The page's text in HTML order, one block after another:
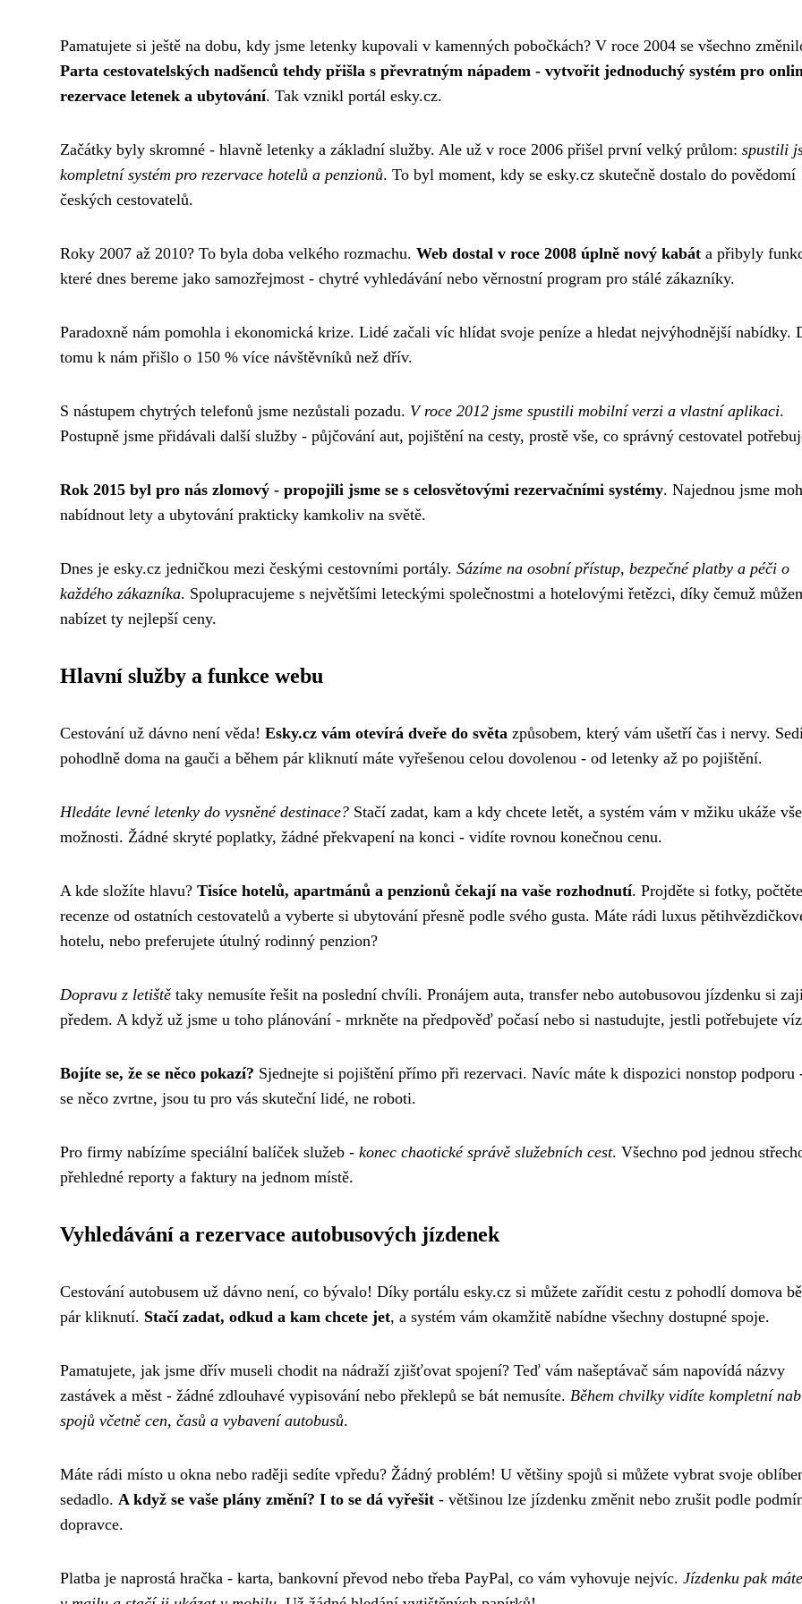
Pamatujete si ještě na dobu, kdy jsme letenky kupovali v kamenných pobočkách? V roce 2004 se všechno
Parta cestovatelských nadšenců tehdy přišla s převratným nápadem - vytvořit jednoduchý systém pro
rezervace letenek a ubytování. Tak vznikl portál esky.cz.
Začátky byly skromné - hlavně letenky a základní služby. Ale už v roce 2006 přišel první velký průlom: spustili
kompletní systém pro rezervace hotelů a penzionů. To byl moment, kdy se esky.cz skutečně dostalo do povědomí
českých cestovatelů.
Roky 2007 až 2010? To byla doba velkého rozmachu. Web dostal v roce 2008 úplně nový kabát a přibyly
které dnes bereme jako samozřejmost - chytré vyhledávání nebo věrnostní program pro stálé zákazníky.
Paradoxně nám pomohla i ekonomická krize. Lidé začali víc hlídat svoje peníze a hledat nejvýhodnější nabídky.
tomu k nám přišlo o 150 % více návštěvníků než dřív.
S nástupem chytrých telefonů jsme nezůstali pozadu. V roce 2012 jsme spustili mobilní verzi a vlastní aplikaci.
Postupně jsme přidávali další služby - půjčování aut, pojištění na cesty, prostě vše, co správný cestovatel
Rok 2015 byl pro nás zlomový - propojili jsme se s celosvětovými rezervačními systémy. Najednou jsme
nabídnout lety a ubytování prakticky kamkoliv na světě.
Dnes je esky.cz jedničkou mezi českými cestovními portály. Sázíme na osobní přístup, bezpečné platby a péči o
každého zákazníka. Spolupracujeme s největšími leteckými společnostmi a hotelovými řetězci, díky čemuž
nabízet ty nejlepší ceny.
Hlavní služby a funkce webu
Cestování už dávno není věda! Esky.cz vám otevírá dveře do světa způsobem, který vám ušetří čas i nervy.
pohodlně doma na gauči a během pár kliknutí máte vyřešenou celou dovolenou - od letenky až po pojištění.
Hledáte levné letenky do vysněné destinace? Stačí zadat, kam a kdy chcete letět, a systém vám v mžiku ukáže
možnosti. Žádné skryté poplatky, žádné překvapení na konci - vidíte rovnou konečnou cenu.
A kde složíte hlavu? Tisíce hotelů, apartmánů a penzionů čekají na vaše rozhodnutí. Projděte si fotky,
recenze od ostatních cestovatelů a vyberte si ubytování přesně podle svého gusta. Máte rádi luxus
hotelu, nebo preferujete útulný rodinný penzion?
Dopravu z letiště taky nemusíte řešit na poslední chvíli. Pronájem auta, transfer nebo autobusovou jízdenku si
předem. A když už jsme u toho plánování - mrkněte na předpověď počasí nebo si nastudujte, jestli potřebujete
Bojíte se, že se něco pokazí? Sjednejte si pojištění přímo při rezervaci. Navíc máte k dispozici nonstop podporu
se něco zvrtne, jsou tu pro vás skuteční lidé, ne roboti.
Pro firmy nabízíme speciální balíček služeb - konec chaotické správě služebních cest. Všechno pod jednou
přehledné reporty a faktury na jednom místě.
Vyhledávání a rezervace autobusových jízdenek
Cestování autobusem už dávno není, co bývalo! Díky portálu esky.cz si můžete zařídit cestu z pohodlí domova
pár kliknutí. Stačí zadat, odkud a kam chcete jet, a systém vám okamžitě nabídne všechny dostupné spoje.
Pamatujete, jak jsme dřív museli chodit na nádraží zjišťovat spojení? Teď vám našeptávač sám napovídá názvy
zastávek a měst - žádné zdlouhavé vypisování nebo překlepů se bát nemusíte. Během chvilky vidíte kompletní
spojů včetně cen, časů a vybavení autobusů.
Máte rádi místo u okna nebo raději sedíte vpředu? Žádný problém! U většiny spojů si můžete vybrat svoje
sedadlo. A když se vaše plány změní? I to se dá vyřešit - většinou lze jízdenku změnit nebo zrušit podle
dopravce.
Platba je naprostá hračka - karta, bankovní převod nebo třeba PayPal, co vám vyhovuje nejvíc. Jízdenku pak